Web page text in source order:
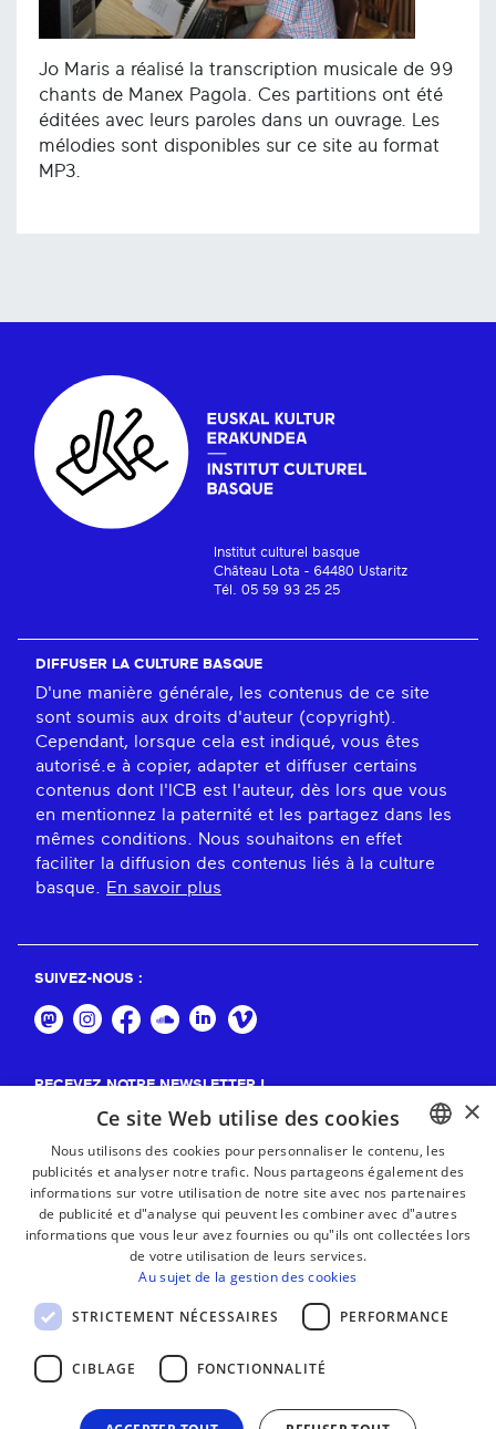
Jo Maris a réalisé la transcription musicale de 99
chants de Manex Pagola. Ces partitions ont été
éditées avec leurs paroles dans un ouvrage. Les
mélodies sont disponibles sur ce site au format
MP3.
Institut culturel basque
Château Lota - 64480 Ustaritz
Tél. 05 59 93 25 25
DIFFUSER LA CULTURE BASQUE
D'une manière générale, les contenus de ce site
sont soumis aux droits d'auteur (copyright).
Cependant, lorsque cela est indiqué, vous êtes
autorisé.e à copier, adapter et diffuser certains
contenus dont l'ICB est l'auteur, dès lors que vous
en mentionnez la paternité et les partagez dans les
mêmes conditions. Nous souhaitons en effet
faciliter la diffusion des contenus liés à la culture
basque. En savoir plus
SUIVEZ-NOUS :
RECEVEZ NOTRE NEWSLETTER !
BASQUE
FRENCH
×
Ce site Web utilise des cookies
Nous utilisons des cookies pour personnaliser le contenu, les
publicités et analyser notre trafic. Nous partageons également des
informations sur votre utilisation de notre site avec nos partenaires
de publicité et d"analyse qui peuvent les combiner avec d"autres
informations que vous leur avez fournies ou qu"ils ont collectées lors
de votre utilisation de leurs services.
Au sujet de la gestion des cookies
STRICTEMENT NÉCESSAIRES PERFORMANCE
CIBLAGE FONCTIONNALITÉ